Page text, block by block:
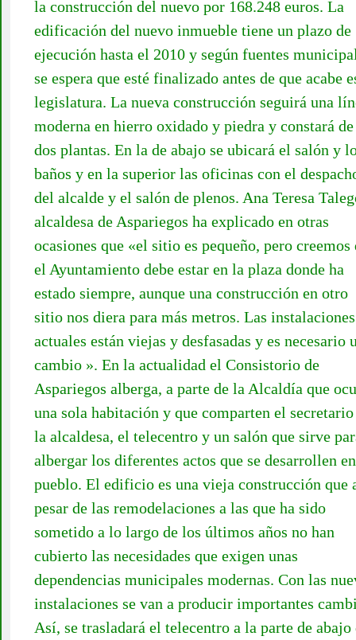
la construcción del nuevo por 168.248 euros. La
edificación del nuevo inmueble tiene un plazo de
ejecución hasta el 2010 y según fuentes
se espera que esté finalizado antes de que acabe
legislatura. La nueva construcción seguirá una
moderna en hierro oxidado y piedra y constará de
dos plantas. En la de abajo se ubicará el salón y
baños y en la superior las oficinas con el
del alcalde y el salón de plenos. Ana Teresa
alcaldesa de Aspariegos ha explicado en otras
ocasiones que «el sitio es pequeño, pero creemos
el Ayuntamiento debe estar en la plaza donde ha
estado siempre, aunque una construcción en otro
sitio nos diera para más metros. Las instalaciones
actuales están viejas y desfasadas y es necesario
cambio ». En la actualidad el Consistorio de
Aspariegos alberga, a parte de la Alcaldía que
una sola habitación y que comparten el
la alcaldesa, el telecentro y un salón que sirve
albergar los diferentes actos que se desarrollen
pueblo. El edificio es una vieja construcción que
pesar de las remodelaciones a las que ha sido
sometido a lo largo de los últimos años no han
cubierto las necesidades que exigen unas
dependencias municipales modernas. Con las
instalaciones se van a producir importantes
Así, se trasladará el telecentro a la parte de abajo